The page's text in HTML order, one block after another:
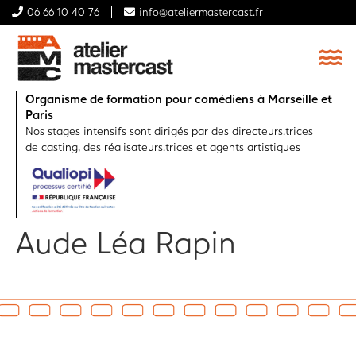
06 66 10 40 76 info@ateliermastercast.fr
Organisme de formation pour comédiens à Marseille et
Paris
Nos stages intensifs sont dirigés par des directeurs.trices
de casting, des réalisateurs.trices et agents artistiques
Aude Léa Rapin